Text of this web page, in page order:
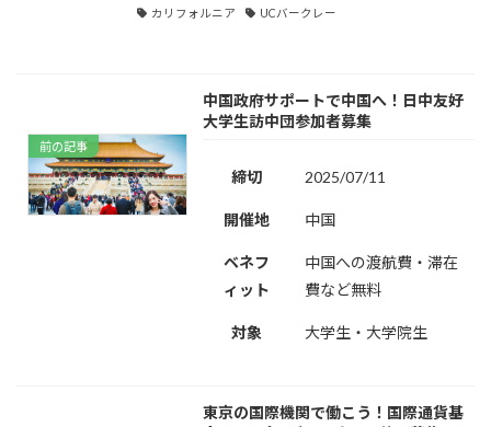
カリフォルニア
UCバークレー
前の記事
中国政府サポートで中国へ！日中友好
大学生訪中団参加者募集
締切 2025/07/11
開催地 中国
ベネフ
ィット
中国への渡航費・滞在
費など無料
対象 大学生・大学院生
東京の国際機関で働こう！国際通貨基